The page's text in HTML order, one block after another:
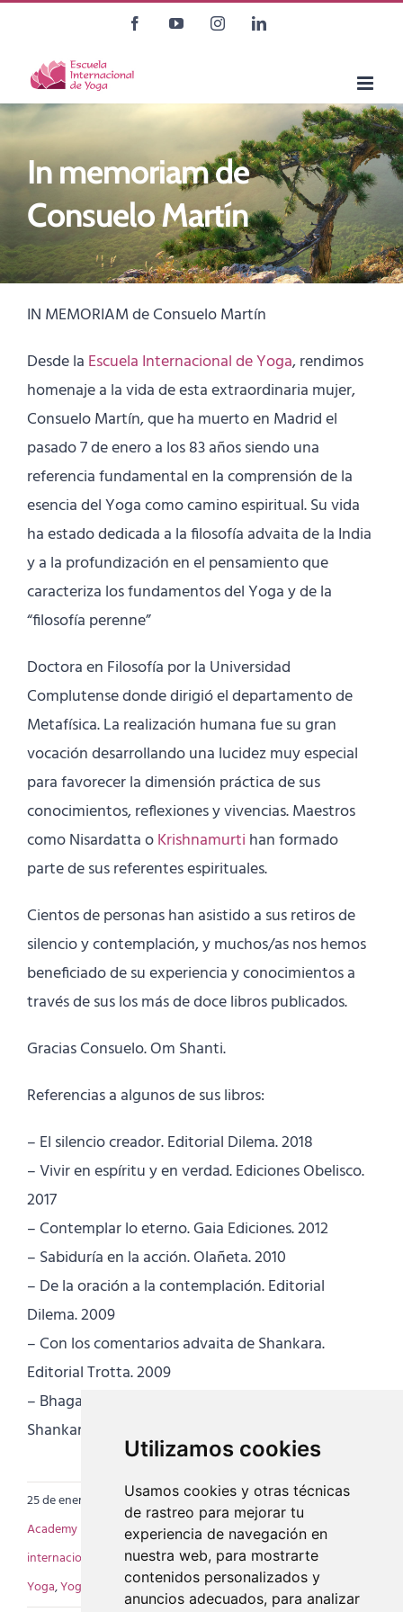
Utilizamos cookies
Usamos cookies y otras técnicas
de rastreo para mejorar tu
experiencia de navegación en
nuestra web, para mostrarte
contenidos personalizados y
anuncios adecuados, para analizar
contenido
FacebookYouTubeInstagramLinkedIn
In memoriam de
Consuelo Martín
IN MEMORIAM de Consuelo Martín
Desde la Escuela Internacional de Yoga, rendimos
homenaje a la vida de esta extraordinaria mujer,
Consuelo Martín, que ha muerto en Madrid el
pasado 7 de enero a los 83 años siendo una
referencia fundamental en la comprensión de la
esencia del Yoga como camino espiritual. Su vida
ha estado dedicada a la filosofía advaita de la India
y a la profundización en el pensamiento que
caracteriza los fundamentos del Yoga y de la
“filosofía perenne”
Doctora en Filosofía por la Universidad
Complutense donde dirigió el departamento de
Metafísica. La realización humana fue su gran
vocación desarrollando una lucidez muy especial
para favorecer la dimensión práctica de sus
conocimientos, reflexiones y vivencias. Maestros
como Nisardatta oKrishnamurti han formado
parte de sus referentes espirituales.
Cientos de personas han asistido a sus retiros de
silencio y contemplación, y muchos/as nos hemos
beneficiado de su experiencia y conocimientos a
través de sus los más de doce libros publicados.
Gracias Consuelo. Om Shanti.
Referencias a algunos de sus libros:
– El silencio creador. Editorial Dilema. 2018
– Vivir en espíritu y en verdad. Ediciones Obelisco.
2017
– Contemplar lo eterno. Gaia Ediciones. 2012
– Sabiduría en la acción. Olañeta. 2010
– De la oración a la contemplación. Editorial
Dilema. 2009
– Con los comentarios advaita de Shankara.
Editorial Trotta. 2009
– Bhagavad Gita con los comentarios advaita de
Shankara. Editorial Trotta. 2009
25 de enero de 2023 | Categorías:Artículos EIY Academy,EIY
Academy
Etiquetas:beneficios del Yoga,consultorio,escuela
internacional de yoga,filosofia,mayte criado,Profesores de
Yoga,Yoga Actual